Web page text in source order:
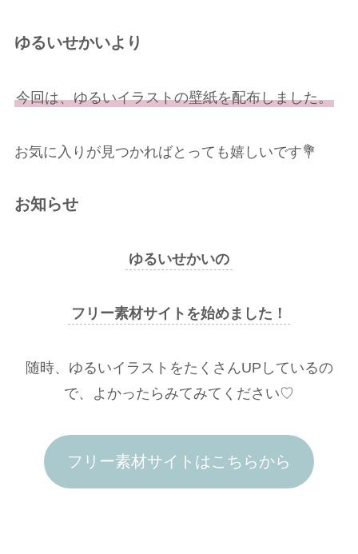
ゆるいせかいより
今回は、ゆるいイラストの壁紙を配布しました。
お気に入りが見つかればとっても嬉しいです💐
お知らせ
ゆるいせかいの
フリー素材サイトを始めました！
随時、ゆるいイラストをたくさんUPしているの
で、よかったらみてみてください♡
フリー素材サイトはこちらから